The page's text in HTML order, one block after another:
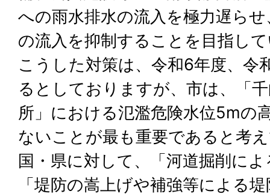
への雨水排水の流入を極力遅ら
の流入を抑制することを目指し
こうした対策は、令和6年度、令
るとしておりますが、市は、「
所」における氾濫危険水位5mの
ないことが最も重要であると考
国・県に対して、「河道掘削に
「堤防の嵩上げや補強等による